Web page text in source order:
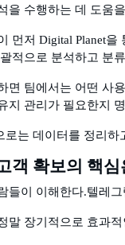
을 수행하는 데 도움
먼저 Digital Planet
적으로 분석하고 분
면 팀에서는 어떤 사
지 관리가 필요한지
로는 데이터를 정리
객 확보의 핵심
들이 이해한다.텔레
말 장기적으로 효과